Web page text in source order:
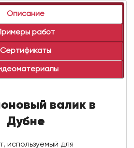
Описание
Примеры работ
Сертификаты
валик в
Дубне
используемый для